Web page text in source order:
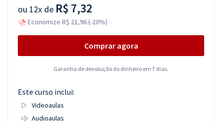
ou 12x de R$ 7,32
Economize R$ 21,96 (-20%)
Comprar agora
Garantia de devolução do dinheiro em 7 dias.
Este curso inclui:
Videoaulas
Audioaulas